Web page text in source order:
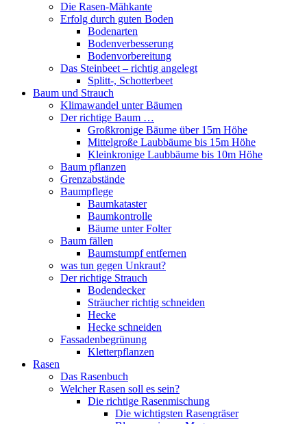
Die Rasen-Mähkante
Erfolg durch guten Boden
Bodenarten
Bodenverbesserung
Bodenvorbereitung
Das Steinbeet – richtig angelegt
Splitt-, Schotterbeet
Baum und Strauch
Klimawandel unter Bäumen
Der richtige Baum …
Großkronige Bäume über 15m Höhe
Mittelgroße Laubbäume bis 15m Höhe
Kleinkronige Laubbäume bis 10m Höhe
Baum pflanzen
Grenzabstände
Baumpflege
Baumkataster
Baumkontrolle
Bäume unter Folter
Baum fällen
Baumstumpf entfernen
was tun gegen Unkraut?
Der richtige Strauch
Bodendecker
Sträucher richtig schneiden
Hecke
Hecke schneiden
Fassadenbegrünung
Kletterpflanzen
Rasen
Das Rasenbuch
Welcher Rasen soll es sein?
Die richtige Rasenmischung
Die wichtigsten Rasengräser